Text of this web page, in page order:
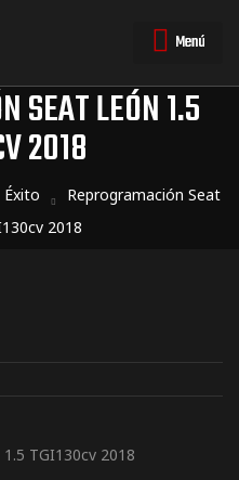
Menú
SEAT LEÓN 1.5
2018
Éxito
Reprogramación Seat
2018
TGI130cv 2018